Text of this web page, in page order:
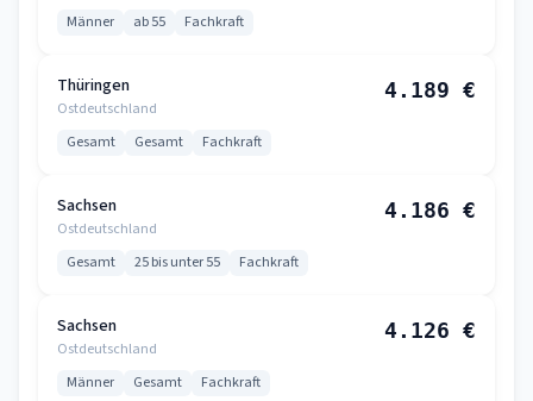
Männer ab 55 Fachkraft
Thüringen
Ostdeutschland
4.189 €
Gesamt Gesamt Fachkraft
Sachsen
Ostdeutschland
4.186 €
Gesamt 25 bis unter 55 Fachkraft
Sachsen
Ostdeutschland
4.126 €
Männer Gesamt Fachkraft